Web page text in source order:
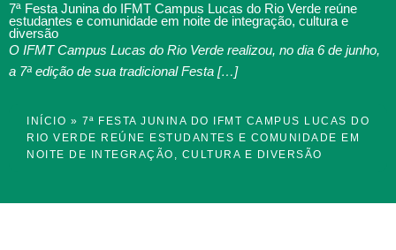
7ª Festa Junina do IFMT Campus Lucas do Rio Verde reúne
estudantes e comunidade em noite de integração, cultura e
diversão
O IFMT Campus Lucas do Rio Verde realizou, no dia 6 de junho,
a 7ª edição de sua tradicional Festa […]
INÍCIO » 7ª FESTA JUNINA DO IFMT CAMPUS LUCAS DO
RIO VERDE REÚNE ESTUDANTES E COMUNIDADE EM
NOITE DE INTEGRAÇÃO, CULTURA E DIVERSÃO